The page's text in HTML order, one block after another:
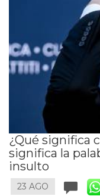
¿Qué significa
significa la
insulto
23 AGO